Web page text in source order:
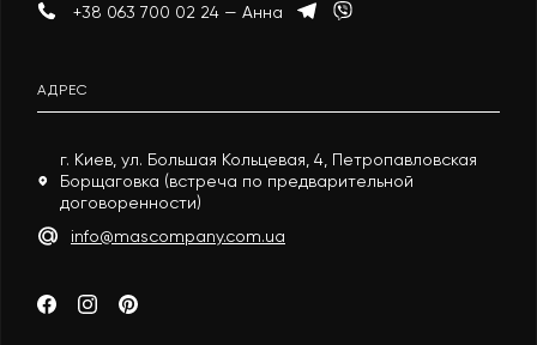
+38 063 700 02 24 — Анна
АДРЕС
г. Киев, ул. Большая Кольцевая, 4, Петропавловская
Борщаговка (встреча по предварительной
договоренности)
info@mascompany.com.ua